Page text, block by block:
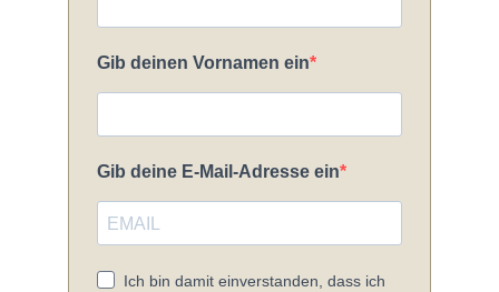
Gib deinen Vornamen ein
Gib deine E-Mail-Adresse ein
Ich bin damit einverstanden, dass ich